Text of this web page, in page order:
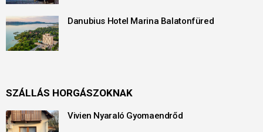
Danubius Hotel Marina Balatonfüred
SZÁLLÁS HORGÁSZOKNAK
Vivien Nyaraló Gyomaendrőd